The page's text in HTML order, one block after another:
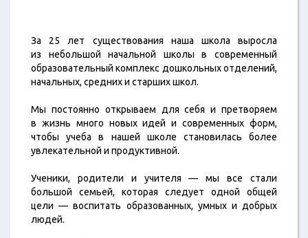
За 25 лет существования наша школа выросла
из небольшой начальной школы в современный
образовательный комплекс дошкольных отделений,
начальных, средних и старших школ.
Мы постоянно открываем для себя и претворяем
в жизнь много новых идей и современных форм,
чтобы учеба в нашей школе становилась более
увлекательной и продуктивной.
Ученики, родители и учителя — мы все стали
большой семьей, которая следует одной общей
цели — воспитать образованных, умных и добрых
людей.